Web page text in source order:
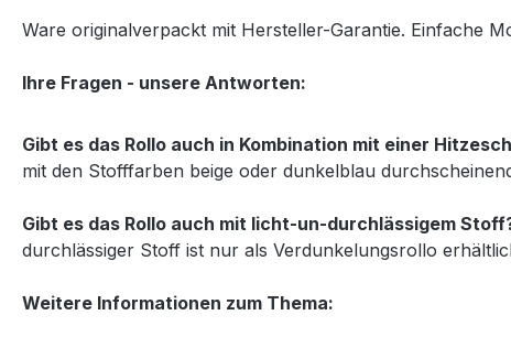
Ware originalverpackt mit Hersteller-Garantie. Einfache
Ihre Fragen - unsere Antworten:
Gibt es das Rollo auch in Kombination mit einer
mit den Stofffarben beige oder dunkelblau
Gibt es das Rollo auch mit licht-un-durchlässigem
durchlässiger Stoff ist nur als Verdunkelungsrollo
Weitere Informationen zum Thema: